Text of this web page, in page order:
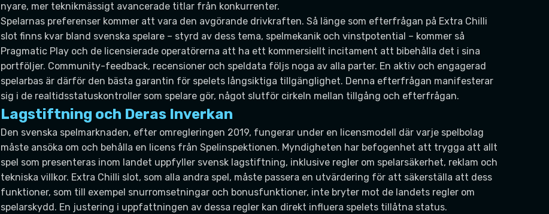
nyare, mer teknikmässigt avancerade titlar från konkurrenter.
Spelarnas preferenser kommer att vara den avgörande drivkraften. Så länge som efterfrågan på Extra Chilli
slot finns kvar bland svenska spelare – styrd av dess tema, spelmekanik och vinstpotential – kommer så
Pragmatic Play och de licensierade operatörerna att ha ett kommersiellt incitament att bibehålla det i sina
portföljer. Community-feedback, recensioner och speldata följs noga av alla parter. En aktiv och engagerad
spelarbas är därför den bästa garantin för spelets långsiktiga tillgänglighet. Denna efterfrågan manifesterar
sig i de realtidsstatuskontroller som spelare gör, något slutför cirkeln mellan tillgång och efterfrågan.
Lagstiftning och Deras Inverkan
Den svenska spelmarknaden, efter omregleringen 2019, fungerar under en licensmodell där varje spelbolag
måste ansöka om och behålla en licens från Spelinspektionen. Myndigheten har befogenhet att trygga att allt
spel som presenteras inom landet uppfyller svensk lagstiftning, inklusive regler om spelarsäkerhet, reklam och
tekniska villkor. Extra Chilli slot, som alla andra spel, måste passera en utvärdering för att säkerställa att dess
funktioner, som till exempel snurromsetningar och bonusfunktioner, inte bryter mot de landets regler om
spelarskydd. En justering i uppfattningen av dessa regler kan direkt influera spelets tillåtna status.